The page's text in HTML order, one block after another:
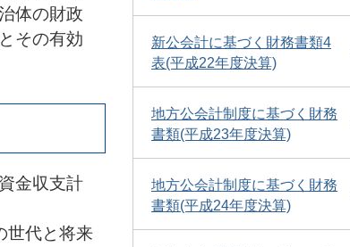
体の財政
その有効
金収支計
世代と将来
新公会計に基づく財務書類4
表(平成22年度決算)
地方公会計制度に基づく財務
書類(平成23年度決算)
地方公会計制度に基づく財務
書類(平成24年度決算)